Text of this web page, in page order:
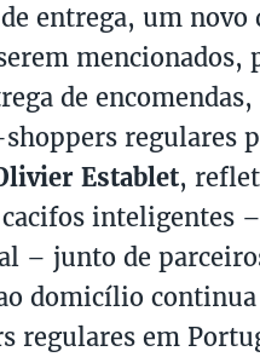
entrega, um novo
mencionados,
de
regulares
Establet,
inteligentes
– junto de
domicílio continua
regulares em